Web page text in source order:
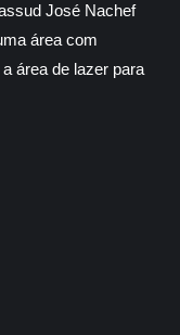
José Nachef
área com
área de lazer para